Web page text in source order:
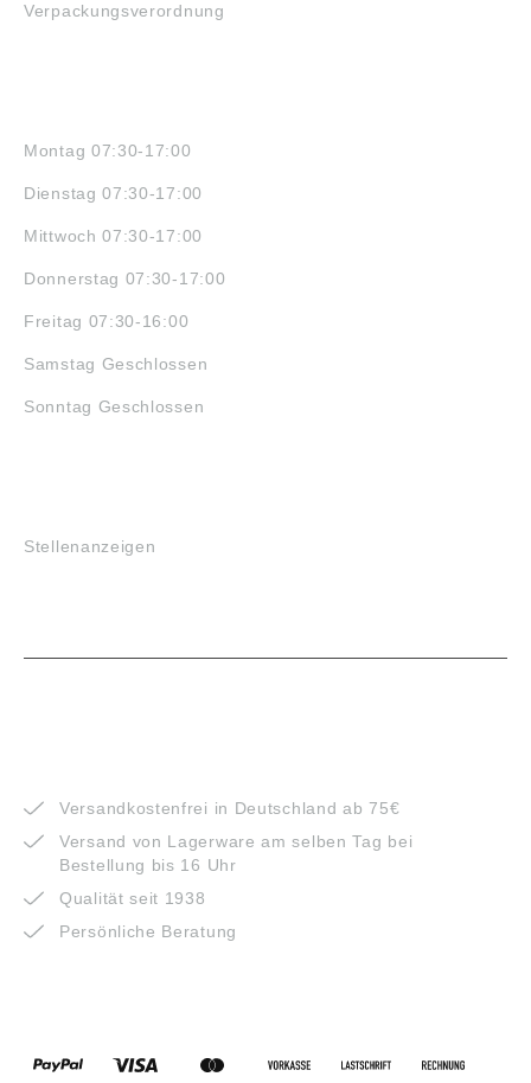
Verpackungsverordnung
Montag 07:30-17:00
Dienstag 07:30-17:00
Mittwoch 07:30-17:00
Donnerstag 07:30-17:00
Freitag 07:30-16:00
Samstag Geschlossen
Sonntag Geschlossen
Stellenanzeigen
Versandkostenfrei in Deutschland ab 75€
Versand von Lagerware am selben Tag bei
Bestellung bis 16 Uhr
Qualität seit 1938
Persönliche Beratung